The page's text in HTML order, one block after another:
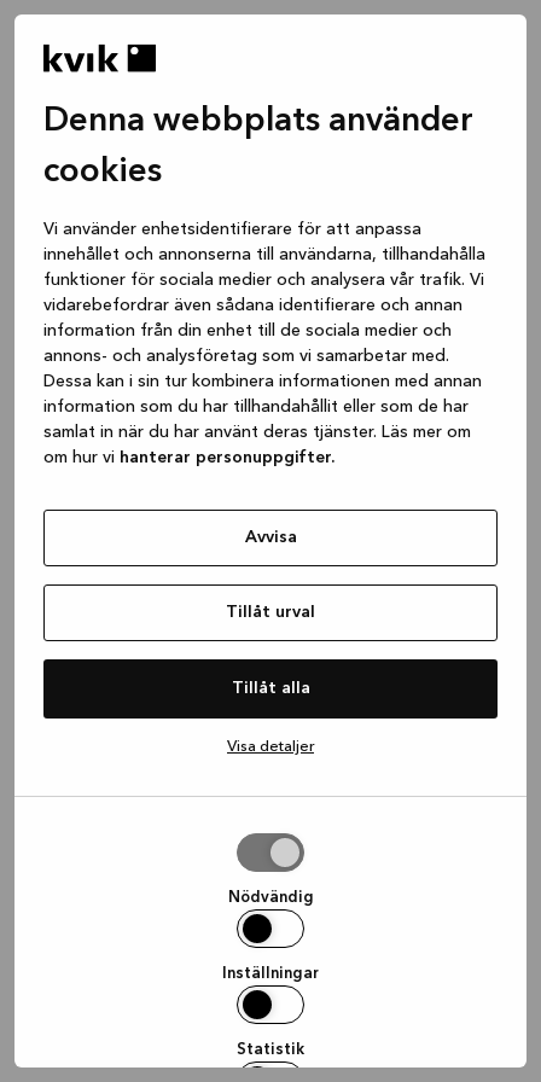
Denna webbplats använder
cookies
Vi använder enhetsidentifierare för att anpassa
innehållet och annonserna till användarna, tillhandahålla
funktioner för sociala medier och analysera vår trafik. Vi
vidarebefordrar även sådana identifierare och annan
information från din enhet till de sociala medier och
annons- och analysföretag som vi samarbetar med.
Dessa kan i sin tur kombinera informationen med annan
information som du har tillhandahållit eller som de har
samlat in när du har använt deras tjänster. Läs mer om
om hur vi hanterar personuppgifter.
Avvisa
Tillåt urval
Tillåt alla
Visa detaljer
Nödvändig
Inställningar
Statistik
(see the browser console for more
information).